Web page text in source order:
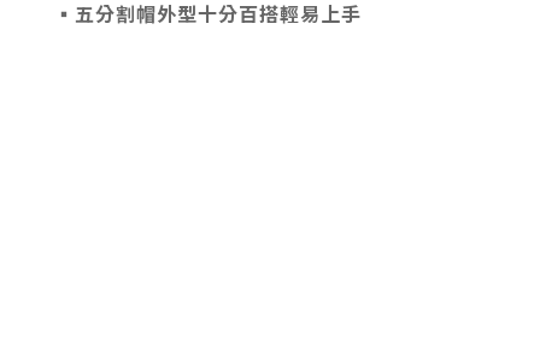
▪五分割帽外型十分百搭輕易上手